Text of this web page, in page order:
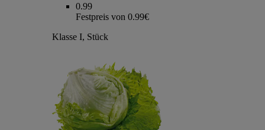
0.99
Festpreis von 0.99€
Klasse I, Stück